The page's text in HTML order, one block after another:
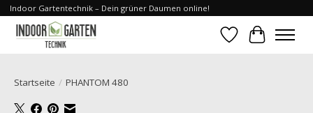
Indoor Gartentechnik – Dein grüner Daumen online!
Wunschzettel
Ihr
Startseite / PHANTOM 480